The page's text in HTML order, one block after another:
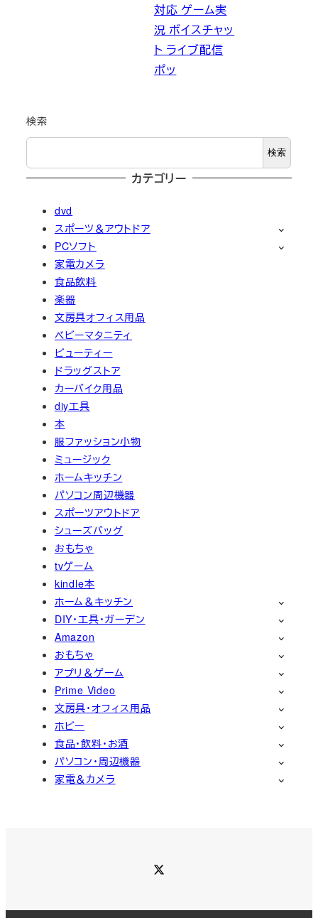
対応 ゲーム実
況 ボイスチャッ
ト ライブ配信
ポッ
検索
検索
カテゴリー
dvd
スポーツ＆アウトドア
PCソフト
家電カメラ
食品飲料
楽器
文房具オフィス用品
ベビーマタニティ
ビューティー
ドラッグストア
カーバイク用品
diy工具
本
服ファッション小物
ミュージック
ホームキッチン
パソコン周辺機器
スポーツアウトドア
シューズバッグ
おもちゃ
tvゲーム
kindle本
ホーム＆キッチン
DIY・工具・ガーデン
Amazon
おもちゃ
アプリ＆ゲーム
Prime Video
文房具・オフィス用品
ホビー
食品・飲料・お酒
パソコン・周辺機器
家電＆カメラ